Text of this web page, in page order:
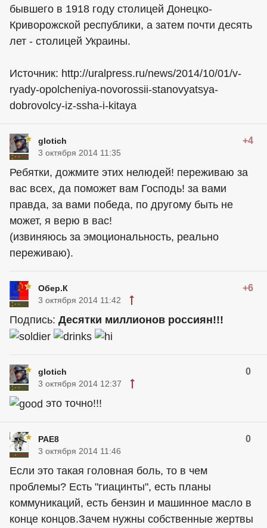
бывшего в 1918 году столицей Донецко-
Криворожской республики, а затем почти десять
лет - столицей Украины.
Источник: http://uralpress.ru/news/2014/10/01/v-
ryady-opolcheniya-novorossii-stanovyatsya-
dobrovolcy-iz-ssha-i-kitaya
glotich +4
3 октября 2014 11:35
Ребятки, дожмите этих нелюдей! переживаю за
вас всех, да поможет вам Господь! за вами
правда, за вами победа, по другому быть не
может, я верю в вас!
(извиняюсь за эмоциональность, реально
переживаю).
Обер.К +6
3 октября 2014 11:42
Подпись: Десятки миллионов россиян!!!
glotich 0
3 октября 2014 12:37
это точно!!!
РАЕ8 0
3 октября 2014 11:46
Если это такая головная боль, то в чем
проблемы? Есть "гиацинты", есть планы
коммуникаций, есть бензин и машинное масло в
конце концов.Зачем нужны собственные жертвы